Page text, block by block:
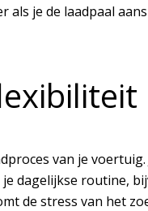
je de laadpaal
van je
dagelijkse routine,
de stress van het